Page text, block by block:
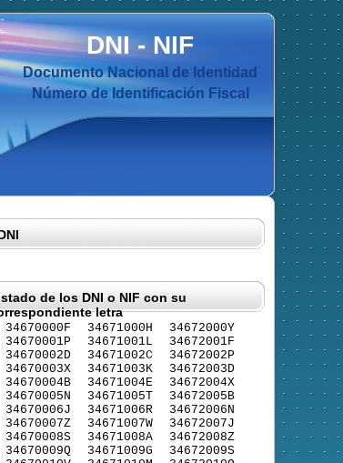
DNI-NIF
Documento Nacional de Identidad
Número de Identificación Fiscal
de los DNI o NIF con su
letra
34670000F
34670001P
34670002D
34670003X
34670004B
34670005N
34670006J
34670007Z
34670008S
34670009Q
34671000H
34671001L
34671002C
34671003K
34671004E
34671005T
34671006R
34671007W
34671008A
34671009G
34672000Y
34672001F
34672002P
34672003D
34672004X
34672005B
34672006N
34672007J
34672008Z
34672009S